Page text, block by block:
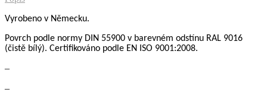
Vyrobeno v Německu.
Povrch podle normy DIN 55900 v barevném odstínu RAL 9016
(čistě bílý). Certifikováno podle EN ISO 9001:2008.
–
–